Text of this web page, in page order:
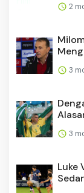
2
3
3
Luke